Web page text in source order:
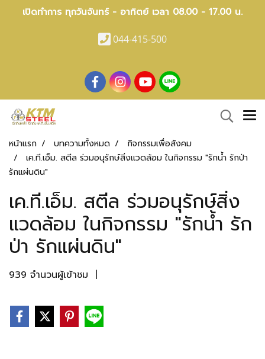
เปิดทำการ ทุกวันจันทร์ - อาทิตย์ เวลา 08.00 - 17.00 น.
044-415-500
หน้าแรก บทความทั้งหมด
กิจกรรมเพื่อสังคม
เค.ที.เอ็ม. สตีล ร่วมอนุรักษ์สิ่งแวดล้อม ในกิจกรรม "รักน้ำ รักป่า
รักแผ่นดิน"
เค.ที.เอ็ม. สตีล ร่วมอนุรักษ์สิ่ง
แวดล้อม ในกิจกรรม "รักน้ำ รัก
ป่า รักแผ่นดิน"
939 จำนวนผู้เข้าชม |